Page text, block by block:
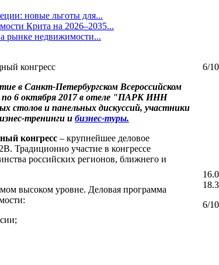
новые льготы для...
Крита на 2026–2035...
рынке недвижимости...
в Санкт-Петербургском Всероссийском
по 6 октября 2017 в отеле "ПАРК ИНН
столов и панельных дискуссий, участники
тренинги и бизнес-туры.
конгресс – крупнейшее деловое
Традиционно участие в конгрессе
российских регионов, ближнего и
высоком уровне. Деловая программа
6/
6/